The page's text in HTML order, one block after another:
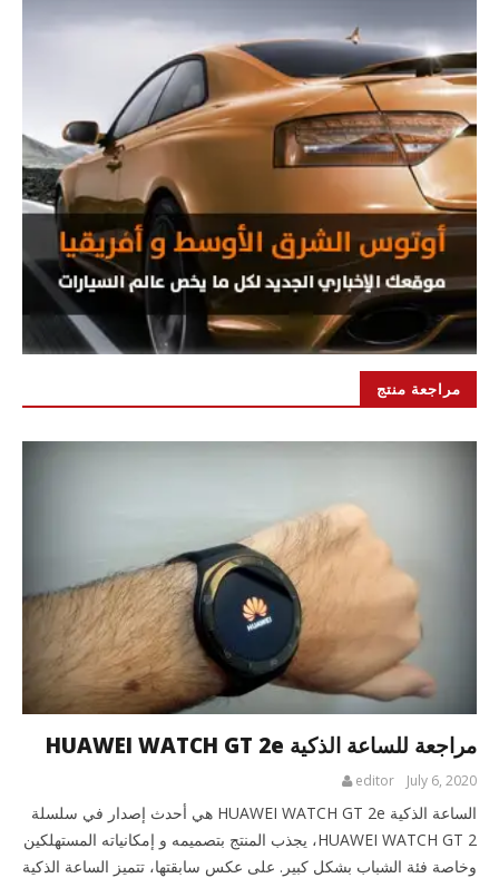
مراجعة منتج
مراجعة للساعة الذكية HUAWEI WATCH GT 2e
July 6, 2020
editor
الساعة الذكية HUAWEI WATCH GT 2e هي أحدث إصدار في سلسلة
HUAWEI WATCH GT 2، يجذب المنتج بتصميمه و إمكانياته المستهلكين
وخاصة فئة الشباب بشكل كبير. على عكس سابقتها، تتميز الساعة الذكية